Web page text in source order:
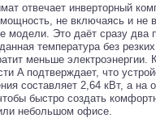
отвечает инверторный
мощность, не включаясь и не
модели. Это даёт сразу два
температура без
меньше электроэнергии.
A подтверждает, что
составляет 2,64 кВт, а на
быстро создать
небольшом офисе.